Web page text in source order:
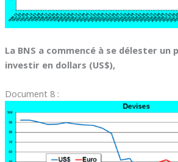
La BNS a commencé à se délester un
investir en dollars (US$),
Document 8 :